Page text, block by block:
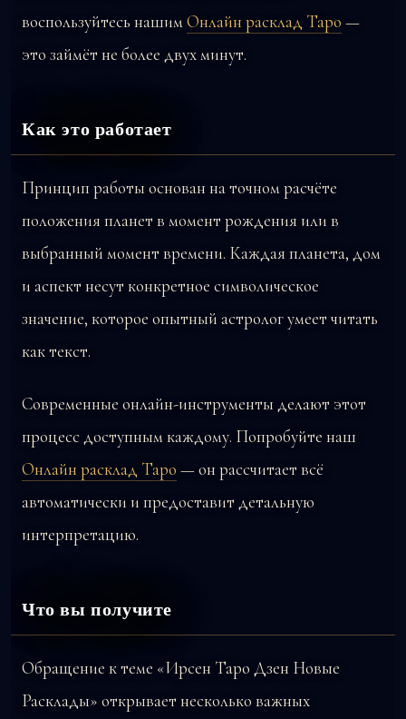
воспользуйтесь нашимОнлайн расклад Таро —
это займёт не более двух минут.
Как это работает
Принцип работы основан на точном расчёте
положения планет в момент рождения или в
выбранный момент времени. Каждая планета, дом
и аспект несут конкретное символическое
значение, которое опытный астролог умеет читать
как текст.
Современные онлайн-инструменты делают этот
процесс доступным каждому. Попробуйте наш
Онлайн расклад Таро — он рассчитает всё
автоматически и предоставит детальную
интерпретацию.
Что вы получите
Обращение к теме «Ирсен Таро Дзен Новые
Расклады» открывает несколько важных